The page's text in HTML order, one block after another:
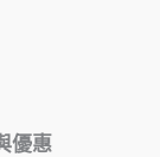
優惠